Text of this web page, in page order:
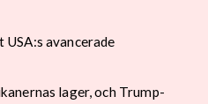
avancerade
lager, och Trump-